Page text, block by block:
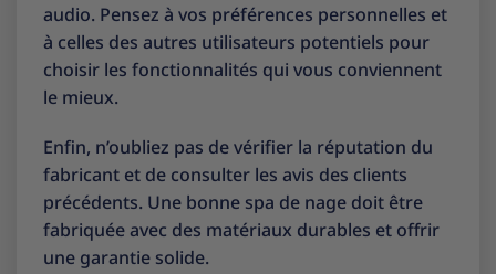
audio. Pensez à vos préférences personnelles et
à celles des autres utilisateurs potentiels pour
choisir les fonctionnalités qui vous conviennent
le mieux.
Enfin, n’oubliez pas de vérifier la réputation du
fabricant et de consulter les avis des clients
précédents. Une bonne spa de nage doit être
fabriquée avec des matériaux durables et offrir
une garantie solide.